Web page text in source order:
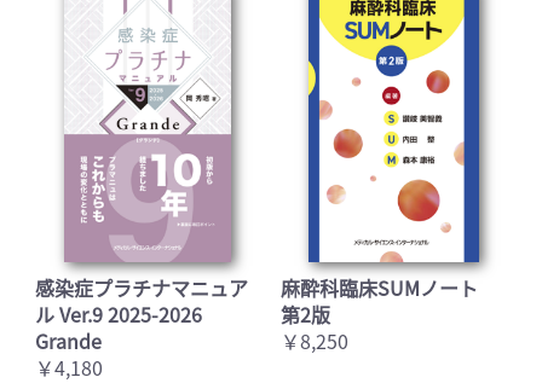
感染症プラチナマニュア
ル Ver.9 2025-2026
Grande
￥4,180
麻酔科臨床SUMノート
第2版
￥8,250